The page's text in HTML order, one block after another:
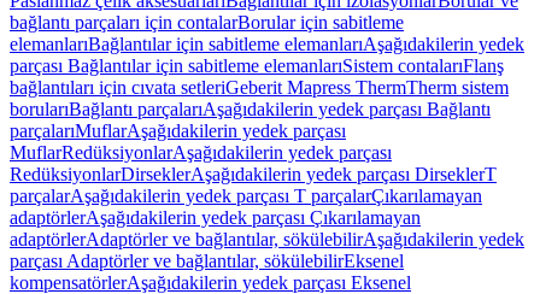
bağlantı parçaları için contalarBorular için sabitleme
elemanlarıBağlantılar için sabitleme elemanlarıAşağıdakilerin yedek
parçası Bağlantılar için sabitleme elemanlarıSistem contalarıFlanş
bağlantıları için cıvata setleriGeberit Mapress ThermTherm sistem
borularıBağlantı parçalarıAşağıdakilerin yedek parçası Bağlantı
parçalarıMuflarAşağıdakilerin yedek parçası
MuflarRedüksiyonlarAşağıdakilerin yedek parçası
RedüksiyonlarDirseklerAşağıdakilerin yedek parçası DirseklerT
parçalarAşağıdakilerin yedek parçası T parçalarÇıkarılamayan
adaptörlerAşağıdakilerin yedek parçası Çıkarılamayan
adaptörlerAdaptörler ve bağlantılar, sökülebilirAşağıdakilerin yedek
parçası Adaptörler ve bağlantılar, sökülebilirEksenel
kompensatörlerAşağıdakilerin yedek parçası Eksenel